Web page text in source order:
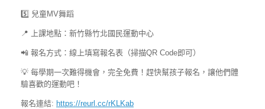
5️⃣ 兒童MV舞蹈
📍 上課地點：新竹縣竹北國民運動中心
📲 報名方式：線上填寫報名表（掃描QR Code即可）
💡 每學期一次難得機會，完全免費！趕快幫孩子報名，讓他們體
驗喜歡的運動吧！
報名連結: https://reurl.cc/rKLKab